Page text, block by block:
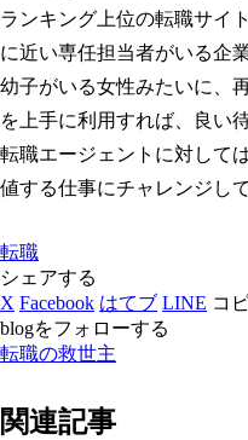
ランキング上位の転職サイ
に近い専任担当者がいる企
幼子がいる女性みたいに、
を上手に利用すれば、良い
転職エージェントに対して
値する仕事にチャレンジし
転職
シェアする
X Facebook はてブ LINE コ
blogをフォローする
転職の救世主
関連記事